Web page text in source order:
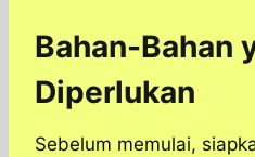
Bahan-Bahan
Diperlukan
Sebelum memulai,